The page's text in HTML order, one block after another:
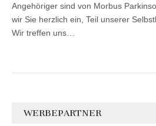
Angehöriger sind von Morbus
wir Sie herzlich ein, Teil unserer
Wir treffen uns…
WERBEPARTNER